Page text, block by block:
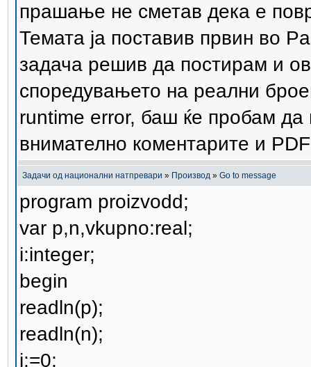
прашање не сметав дека е
Темата ја поставив првин во
задача решив да постирам и
споредувањето на реални
runtime error, баш ќе пробам да
внимателно коментарите и
Задачи од национални натпревари » Производ » Go to message
program proizvodd;
var p,n,vkupno:real;
i:integer;
begin
readln(p);
readln(n);
i:=0;